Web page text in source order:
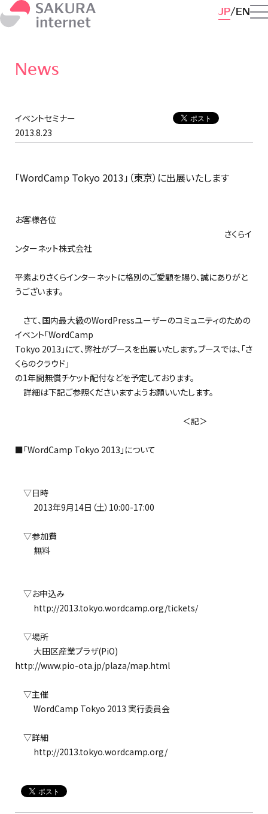
JP EN
News
イベントセミナー
2013.8.23
「WordCamp Tokyo 2013」（東京）に出展いたします
お客様各位
さくらイ
ンターネット株式会社
平素よりさくらインターネットに格別のご愛顧を賜り、誠にありがと
うございます。
さて、国内最大級のWordPressユーザーのコミュニティのための
イベント「WordCamp
Tokyo 2013」にて、弊社がブースを出展いたします。ブースでは、「さ
くらのクラウド」
の1年間無償チケット配付などを予定しております。
詳細は下記ご参照くださいますようお願いいたします。
＜記＞
■「WordCamp Tokyo 2013」について
▽日時
2013年9月14日（土）10:00-17:00
▽参加費
無料
▽お申込み
http://2013.tokyo.wordcamp.org/tickets/
▽場所
大田区産業プラザ(PiO)
http://www.pio-ota.jp/plaza/map.html
▽主催
WordCamp Tokyo 2013 実行委員会
▽詳細
http://2013.tokyo.wordcamp.org/